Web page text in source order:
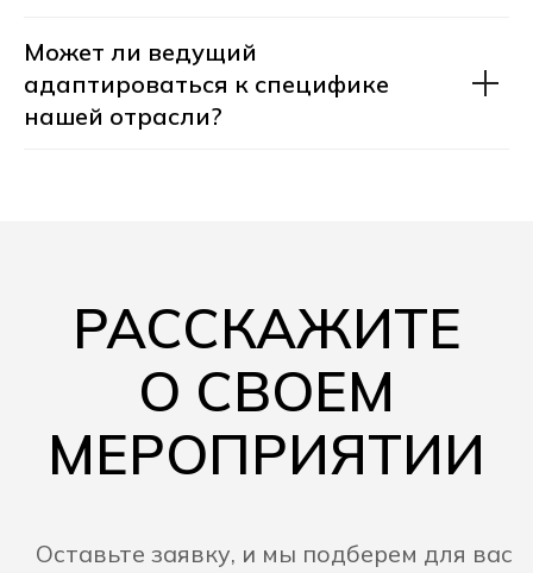
Может ли ведущий
адаптироваться к специфике
нашей отрасли?Модераторы
Статьи FAQ
Навигация